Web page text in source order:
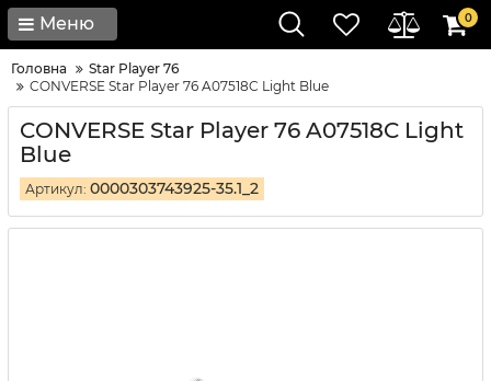
Меню 0
Головна
Star Player 76
CONVERSE Star Player 76 A07518C Light Blue
CONVERSE Star Player 76 A07518C Light
Blue
Артикул: 0000303743925-35.1_2